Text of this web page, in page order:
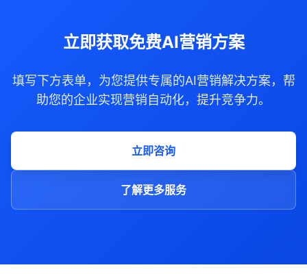
立即获取免费AI营销方案
填写下方表单，为您提供专属的AI营销解决方案，帮
助您的企业实现营销自动化，提升竞争力。
立即咨询
了解更多服务